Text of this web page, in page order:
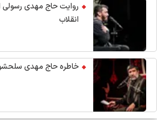
روایت حاج مهدی رسولی
انقلاب
خاطره حاج مهدی سلحشور